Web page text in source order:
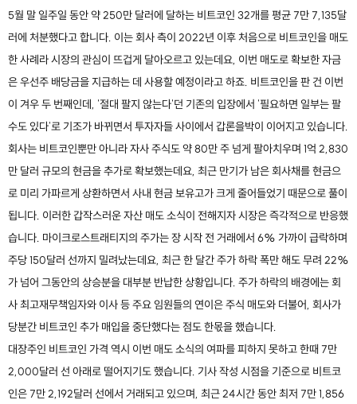
5월 말 일주일 동안 약 250만 달러에 달하는 비트코인 32개를 평균 7만 7,135달
러에 처분했다고 합니다. 이는 회사 측이 2022년 이후 처음으로 비트코인을 매도
한 사례라 시장의 관심이 뜨겁게 달아오르고 있는데요, 이번 매도로 확보한 자금
은 우선주 배당금을 지급하는 데 사용할 예정이라고 하죠. 비트코인을 판 건 이번
이 겨우 두 번째인데, '절대 팔지 않는다'던 기존의 입장에서 '필요하면 일부는 팔
수도 있다'로 기조가 바뀌면서 투자자들 사이에서 갑론을박이 이어지고 있습니다.
회사는 비트코인뿐만 아니라 자사 주식도 약 80만 주 넘게 팔아치우며 1억 2,830
만 달러 규모의 현금을 추가로 확보했는데요, 최근 만기가 남은 회사채를 현금으
로 미리 가파르게 상환하면서 사내 현금 보유고가 크게 줄어들었기 때문으로 풀이
됩니다. 이러한 갑작스러운 자산 매도 소식이 전해지자 시장은 즉각적으로 반응했
습니다. 마이크로스트래티지의 주가는 장 시작 전 거래에서 6% 가까이 급락하며
주당 150달러 선까지 밀려났는데요, 최근 한 달간 주가 하락 폭만 해도 무려 22%
가 넘어 그동안의 상승분을 대부분 반납한 상황입니다. 주가 하락의 배경에는 회
사 최고재무책임자와 이사 등 주요 임원들의 연이은 주식 매도와 더불어, 회사가
당분간 비트코인 추가 매입을 중단했다는 점도 한몫을 했습니다.
대장주인 비트코인 가격 역시 이번 매도 소식의 여파를 피하지 못하고 한때 7만
2,000달러 선 아래로 떨어지기도 했습니다. 기사 작성 시점을 기준으로 비트코
인은 7만 2,192달러 선에서 거래되고 있으며, 최근 24시간 동안 최저 7만 1,856